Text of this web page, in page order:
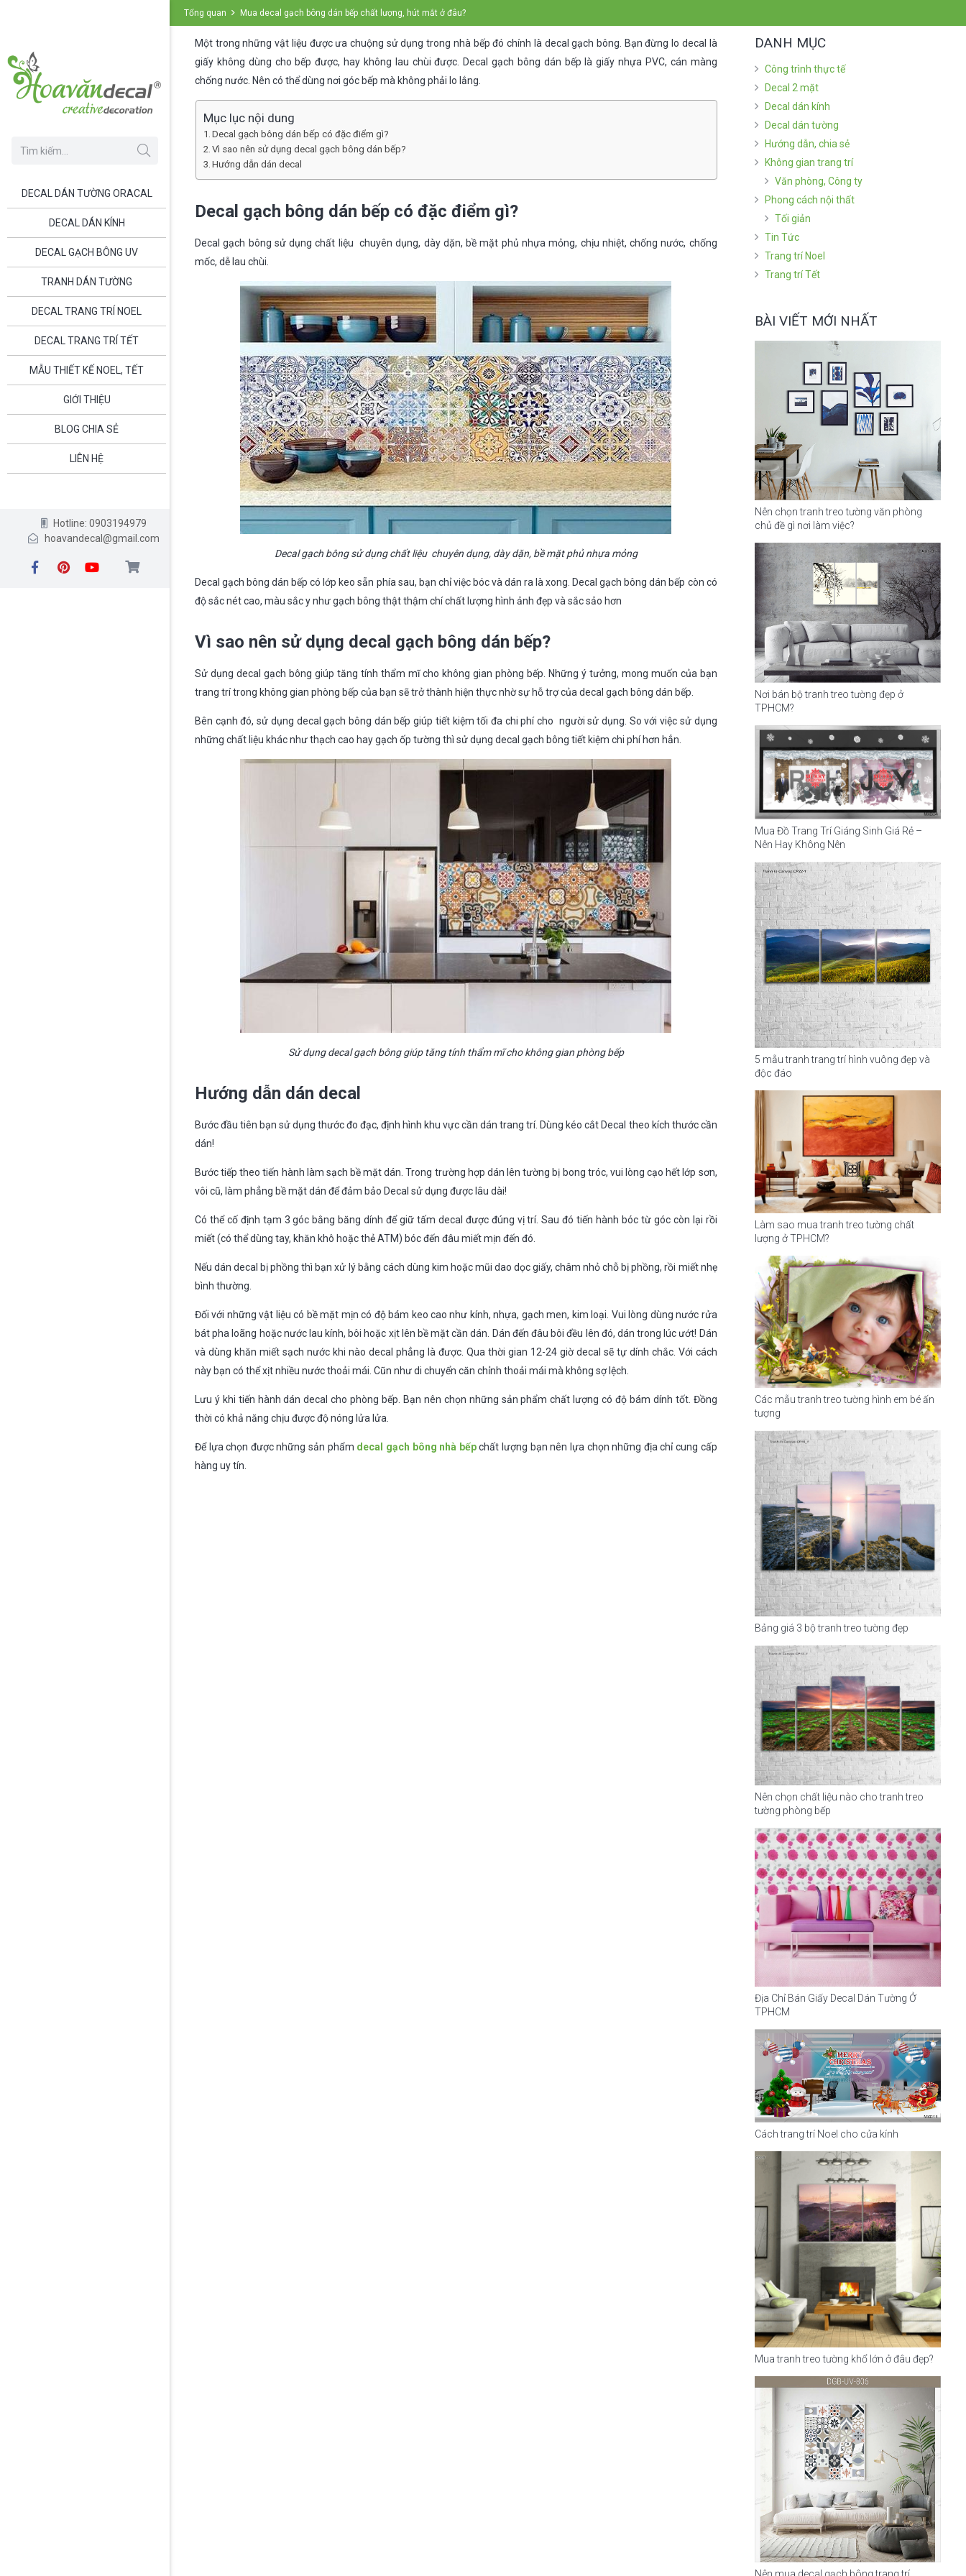
DECAL DÁN TƯỜNG ORACAL
DECAL DÁN KÍNH
DECAL GẠCH BÔNG UV
TRANH DÁN TƯỜNG
DECAL TRANG TRÍ NOEL
DECAL TRANG TRÍ TẾT
MẪU THIẾT KẾ NOEL, TẾT
GIỚI THIỆU
BLOG CHIA SẺ
LIÊN HỆ
Hotline: 0903194979
hoavandecal@gmail.com
Tổng quan Mua decal gạch bông dán bếp chất lượng, hút mắt ở đâu?
Một trong những vật liệu được ưa chuộng sử dụng trong nhà bếp đó chính là decal gạch bông. Bạn đừng lo decal là
giấy không dùng cho bếp được, hay không lau chùi được. Decal gạch bông dán bếp là giấy nhựa PVC, cán màng
chống nước. Nên có thể dùng nơi góc bếp mà không phải lo lắng.
Mục lục nội dung
Decal gạch bông dán bếp có đặc điểm gì?
Vì sao nên sử dụng decal gạch bông dán bếp?
Hướng dẫn dán decal
Decal gạch bông dán bếp có đặc điểm gì?
Decal gạch bông sử dụng chất liệu chuyên dụng, dày dặn, bề mặt phủ nhựa mỏng, chịu nhiệt, chống nước, chống
mốc, dễ lau chùi.
Decal gạch bông sử dụng chất liệu chuyên dụng, dày dặn, bề mặt phủ nhựa mỏng
Decal gạch bông dán bếp có lớp keo sẵn phía sau, bạn chỉ việc bóc và dán ra là xong. Decal gạch bông dán bếp còn có
độsắc nét cao, màu sắc y như gạch bông thật thậm chí chất lượng hình ảnh đẹp và sắc sảo hơn
Vì sao nên sử dụng decal gạch bông dán bếp?
Sử dụng decal gạch bông giúp tăng tính thẩm mĩ cho không gian phòng bếp. Những ý tưởng, mong muốn của bạn
trang trí trong không gian phòng bếp của bạn sẽ trở thành hiện thực nhờ sự hỗ trợ của decal gạch bông dán bếp.
Bên cạnh đó, sử dụng decal gạch bông dán bếp giúp tiết kiệm tối đa chi phí cho người sử dụng. So với việc sử dụng
những chất liệu khác như thạch cao hay gạch ốp tường thì sử dụng decal gạch bông tiết kiệm chi phí hơn hẳn.
Sử dụng decal gạch bông giúp tăng tính thẩm mĩ cho không gian phòng bếp
Hướng dẫn dán decal
Bước đầu tiên bạn sử dụng thước đo đạc, định hình khu vực cần dán trang trí. Dùng kéo cắt Decal theo kích thước cần
dán!
Bước tiếp theo tiến hành làm sạch bề mặt dán. Trong trường hợp dán lên tường bị bong tróc, vui lòng cạo hết lớp sơn,
vôi cũ, làm phẳng bề mặt dán để đảm bảo Decal sử dụng được lâu dài!
Có thể cố định tạm 3 góc bằng băng dính để giữ tấm decal được đúng vị trí. Sau đó tiến hành bóc từ góc còn lại rồi
miết (có thể dùng tay, khăn khô hoặc thẻ ATM) bóc đến đâu miết mịn đến đó.
Nếu dán decal bị phồng thì bạn xử lý bằng cách dùng kim hoặc mũi dao dọc giấy, châm nhỏ chỗ bị phồng, rồi miết nhẹ
bình thường.
Đối với những vật liệu có bề mặt mịn có độ bám keo cao như kính, nhựa, gạch men, kim loại. Vui lòng dùng nước rửa
bát pha loãng hoặc nước lau kính, bôi hoặc xịt lên bề mặt cần dán. Dán đến đâu bôi đều lên đó, dán trong lúc ướt! Dán
và dùng khăn miết sạch nước khi nào decal phẳng là được. Qua thời gian 12-24 giờ decal sẽ tự dính chắc. Với cách
này bạn có thể xịt nhiều nước thoải mái. Cũn như di chuyển căn chỉnh thoải mái mà không sợ lệch.
Lưu ý khi tiến hành dán decal cho phòng bếp. Bạn nên chọn những sản phẩm chất lượng có độ bám dính tốt. Đồng
thời có khả năng chịu được độ nóng lửa lửa.
Để lựa chọn được những sản phẩm decal gạch bông nhà bếpchất lượng bạn nên lựa chọn những địa chỉ cung cấp
hàng uy tín.
DANH MỤC
Công trình thực tế
Decal 2 mặt
Decal dán kính
Decal dán tường
Hướng dẫn, chia sẻ
Không gian trang trí
Văn phòng, Công ty
Phong cách nội thất
Tối giản
Tin Tức
Trang trí Noel
Trang trí Tết
BÀI VIẾT MỚI NHẤT
Nên chọn tranh treo tường văn phòng
chủ đề gì nơi làm việc?
Nơi bán bộ tranh treo tường đẹp ở
TPHCM?
Mua Đồ Trang Trí Giáng Sinh Giá Rẻ –
Nên Hay Không Nên
5 mẫu tranh trang trí hình vuông đẹp và
độc đáo
Làm sao mua tranh treo tường chất
lượng ở TPHCM?
Các mẫu tranh treo tường hình em bé ấn
tượng
Bảng giá 3 bộ tranh treo tường đẹp
Nên chọn chất liệu nào cho tranh treo
tường phòng bếp
Địa Chỉ Bán Giấy Decal Dán Tường Ở
TPHCM
Cách trang trí Noel cho cửa kính
Mua tranh treo tường khổ lớn ở đâu đẹp?